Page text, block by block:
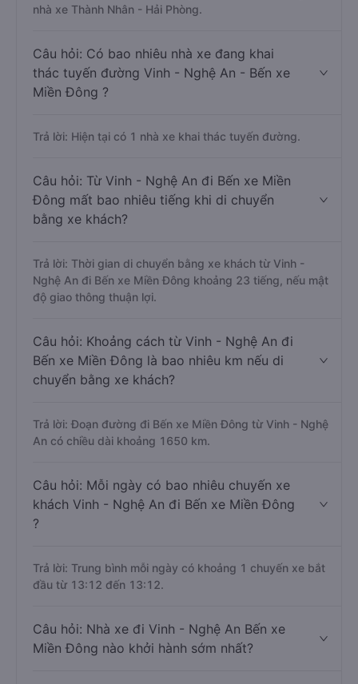
nhà xe Thành Nhân - Hải Phòng.
Câu hỏi: Có bao nhiêu nhà xe đang khai
thác tuyến đường Vinh - Nghệ An - Bến xe
Miền Đông ?
Trả lời: Hiện tại có 1 nhà xe khai thác tuyến đường.
Câu hỏi: Từ Vinh - Nghệ An đi Bến xe Miền
Đông mất bao nhiêu tiếng khi di chuyển
bằng xe khách?
Trả lời: Thời gian di chuyển bằng xe khách từ Vinh -
Nghệ An đi Bến xe Miền Đông khoảng 23 tiếng, nếu mật
độ giao thông thuận lợi.
Câu hỏi: Khoảng cách từ Vinh - Nghệ An đi
Bến xe Miền Đông là bao nhiêu km nếu di
chuyển bằng xe khách?
Trả lời: Đoạn đường đi Bến xe Miền Đông từ Vinh - Nghệ
An có chiều dài khoảng 1650 km.
Câu hỏi: Mỗi ngày có bao nhiêu chuyến xe
khách Vinh - Nghệ An đi Bến xe Miền Đông
?
Trả lời: Trung bình mỗi ngày có khoảng 1 chuyến xe bắt
đầu từ 13:12 đến 13:12.
Câu hỏi: Nhà xe đi Vinh - Nghệ An Bến xe
Miền Đông nào khởi hành sớm nhất?